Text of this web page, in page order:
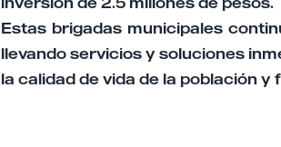
Estas brigadas municipales
llevando servicios y soluciones
la calidad de vida de la población